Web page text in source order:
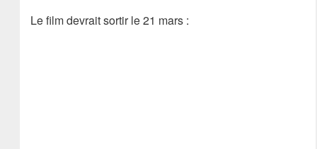
Le film devrait sortir le 21 mars :